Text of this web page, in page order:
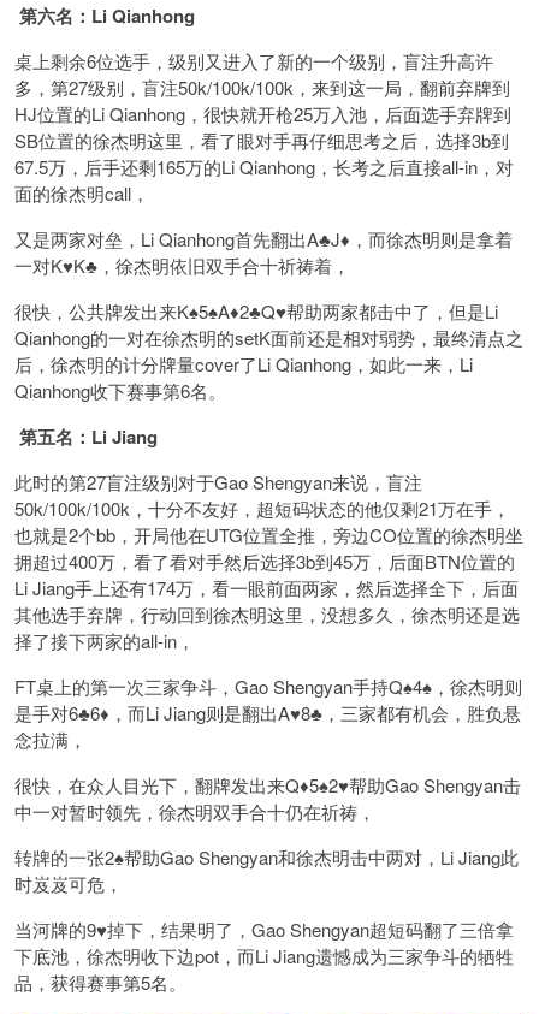
第六名：Li Qianhong
桌上剩余6位选手，级别又进入了新的一个级别，盲注升高许
多，第27级别，盲注50k/100k/100k，来到这一局，翻前弃牌到
HJ位置的Li Qianhong，很快就开枪25万入池，后面选手弃牌到
SB位置的徐杰明这里，看了眼对手再仔细思考之后，选择3b到
67.5万，后手还剩165万的Li Qianhong，长考之后直接all-in，对
面的徐杰明call，
又是两家对垒，Li Qianhong首先翻出A♣️J♦️，而徐杰明则是拿着
一对K♥️K♣️，徐杰明依旧双手合十祈祷着，
很快，公共牌发出来K♠️5♠️A♦️2♣️Q♥️帮助两家都击中了，但是Li
Qianhong的一对在徐杰明的setK面前还是相对弱势，最终清点之
后，徐杰明的计分牌量cover了Li Qianhong，如此一来，Li
Qianhong收下赛事第6名。
第五名：Li Jiang
此时的第27盲注级别对于Gao Shengyan来说，盲注
50k/100k/100k，十分不友好，超短码状态的他仅剩21万在手，
也就是2个bb，开局他在UTG位置全推，旁边CO位置的徐杰明坐
拥超过400万，看了看对手然后选择3b到45万，后面BTN位置的
Li Jiang手上还有174万，看一眼前面两家，然后选择全下，后面
其他选手弃牌，行动回到徐杰明这里，没想多久，徐杰明还是选
择了接下两家的all-in，
FT桌上的第一次三家争斗，Gao Shengyan手持Q♠️4♠️，徐杰明则
是手对6♣️6♦️，而Li Jiang则是翻出A♥️8♣️，三家都有机会，胜负悬
念拉满，
很快，在众人目光下，翻牌发出来Q♦️5♠️2♥️帮助Gao Shengyan击
中一对暂时领先，徐杰明双手合十仍在祈祷，
转牌的一张2♠️帮助Gao Shengyan和徐杰明击中两对，Li Jiang此
时岌岌可危，
当河牌的9♥️掉下，结果明了，Gao Shengyan超短码翻了三倍拿
下底池，徐杰明收下边pot，而Li Jiang遗憾成为三家争斗的牺牲
品，获得赛事第5名。